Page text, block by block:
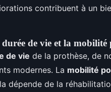
contribuent à un
durée de vie et la
de vie de la prothèse, de
modernes. La mobilité
dépende de la